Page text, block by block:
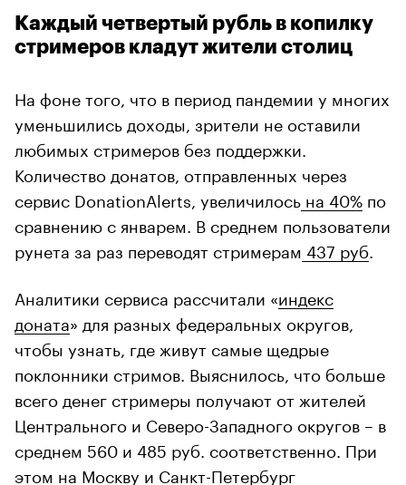
Каждый четвертый рубль в копилку
стримеров кладут жители столиц
На фоне того, что в период пандемии у многих
уменьшились доходы, зрители не оставили
любимых стримеров без поддержки.
Количество донатов, отправленных через
сервис DonationAlerts, увеличилось на 40% по
сравнению с январем. В среднем пользователи
рунета за раз переводят стримерам 437 руб
Аналитики сервиса рассчитали «индекс
доната» для разных федеральных округов,
чтобы узнать, где живут самые щедрые
поклонники стримов. Выяснилось, что больше
всего денег стримеры получают от жителей
Центрального и Северо-Западного округов – в
среднем 560 и 485 руб. соответственно. При
этом на Москву и Санкт-Петербург